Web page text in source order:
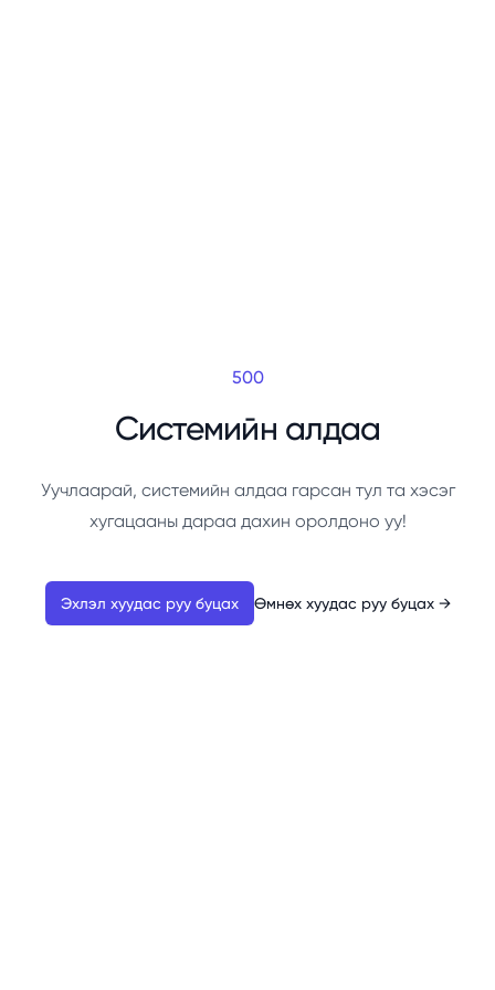
500
Системийн алдаа
Уучлаарай, системийн алдаа гарсан тул та хэсэг
хугацааны дараа дахин оролдоно уу!
Эхлэл хуудас руу буцах Өмнөх хуудас руу буцах →